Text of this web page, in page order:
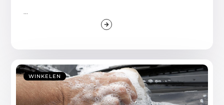
...
WINKELEN